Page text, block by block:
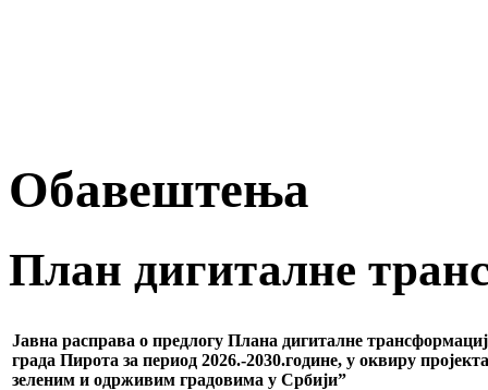
Обавештења
План дигиталне
Јавна расправа о предлогу Плана дигиталне
града Пирота за период 2026.-2030.године, у оквиру
зеленим и одрживим градовима у Србији”